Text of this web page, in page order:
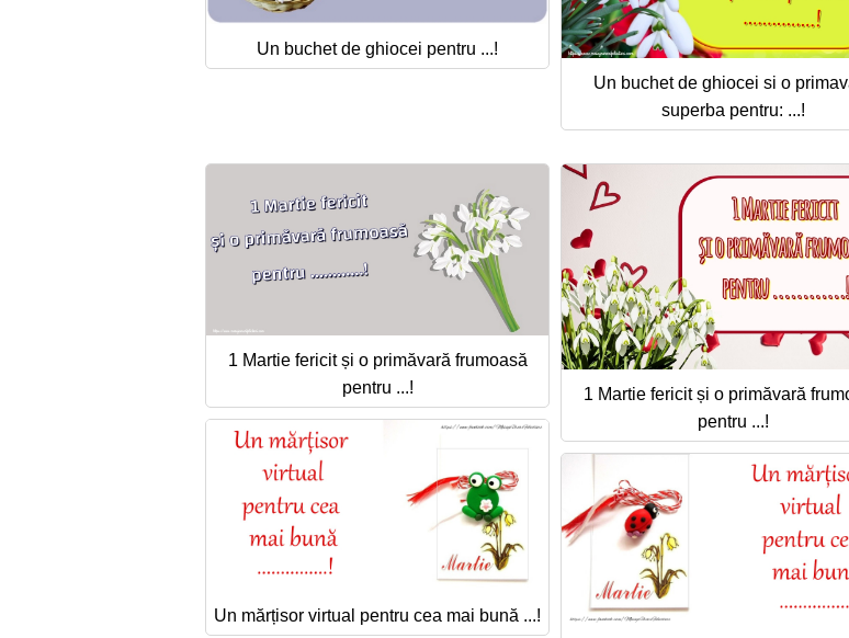
Un buchet de ghiocei pentru ...!
Un buchet de ghiocei si o
superba pentru: ...!
1 Martie fericit și o primăvară frumoasă
pentru ...!
1 Martie fericit și o primăvară
pentru ...!
Un mărțisor virtual pentru cea mai bună ...!